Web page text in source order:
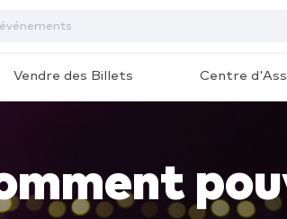
Vendre des Billets Centre